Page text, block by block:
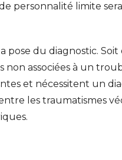
personnalité limite
du diagnostic. Soit
non associées à un
et nécessitent un
les traumatismes